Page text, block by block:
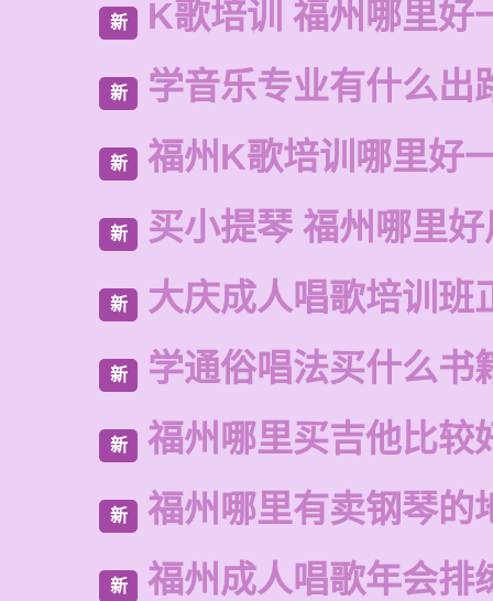
新 K歌培训 福州哪里好
新 学音乐专业有什么出
新 福州K歌培训哪里好
新 买小提琴 福州哪里
新 大庆成人唱歌培训班
新 学通俗唱法买什么书
新 福州哪里买吉他比较
新 福州哪里有卖钢琴的
新 福州成人唱歌年会排